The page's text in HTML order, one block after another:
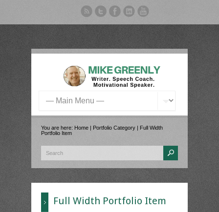
You are here: Home | Portfolio Category | Full Width
Portfolio Item
Full Width Portfolio Item